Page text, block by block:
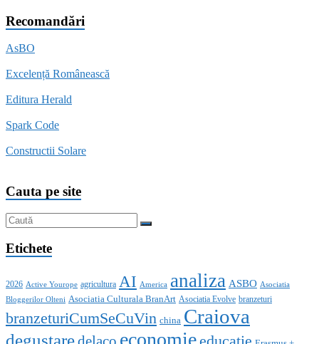
Recomandări
AsBO
Excelență Românească
Editura Herald
Spark Code
Constructii Solare
Cauta pe site
Etichete
2026 Active Yourope agricultura AI America analiza ASBO Asociatia
Bloggerilor Olteni Asociatia Culturala BranArt Asociatia Evolve branzeturi
branzeturiCumSeCuVin china Craiova
degustare economie